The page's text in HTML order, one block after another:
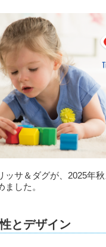
ッサ＆ダグが、2025年
した。
とデザイン